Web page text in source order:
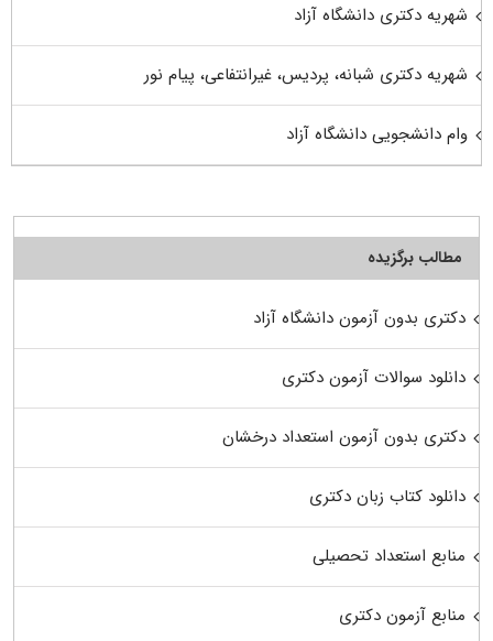
شهریه دکتری دانشگاه آزاد
شهریه دکتری شبانه، پردیس، غیرانتفاعی، پیام نور
وام دانشجویی دانشگاه آزاد
مطالب برگزیده
دکتری بدون آزمون دانشگاه آزاد
دانلود سوالات آزمون دکتری
دکتری بدون آزمون استعداد درخشان
دانلود کتاب زبان دکتری
منابع استعداد تحصیلی
منابع آزمون دکتری